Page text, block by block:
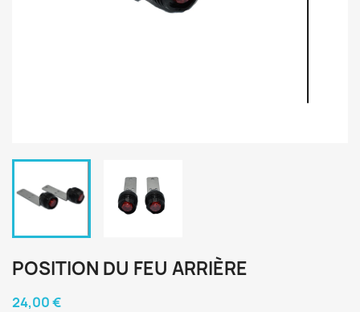
POSITION DU FEU ARRIÈRE
24,00 €